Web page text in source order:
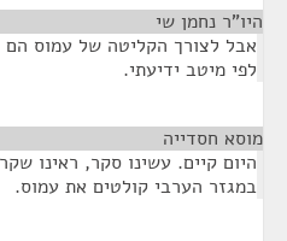
היו"ר נחמן שי
אבל לצורך הקליטה של עמוס הם
לפי מיטב ידיעתי.
מוסא חסדייה
במגזר הערבי קולטים את עמוס.